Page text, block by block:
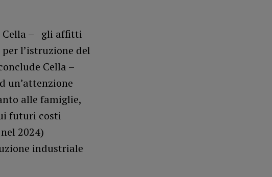
Cella – gli affitti
l’istruzione del
Cella –
un’attenzione
alle famiglie,
futuri costi
2024)
industriale